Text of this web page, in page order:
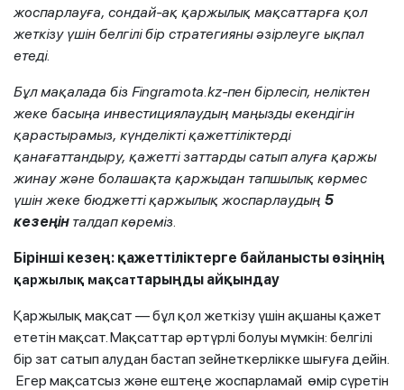
жоспарлауға, сондай-ақ қаржылық мақсаттарға қол
жеткізу үшін белгілі бір стратегияны әзірлеуге ықпал
етеді.
Бұл мақалада біз Fingramota kz-пен бірлесіп, неліктен
жеке басыңа инвестициялаудың маңызды екендігін
қарастырамыз, күнделікті қажеттіліктерді
қанағаттандыру, қажетті заттарды сатып алуға қаржы
жинау және болашақта қаржыдан тапшылық көрмес
үшін жеке бюджетті қаржылық жоспарлаудың 5
кезеңінталдап көреміз.
Бірінші кезең: қажеттіліктерге байланысты өзіңнің
қаржылық мақсаттарыңды айқындау
Қаржылық мақсат — бұл қол жеткізу үшін ақшаны қажет
ететін мақсат. Мақсаттар әртүрлі болуы мүмкін: белгілі
бір зат сатып алудан бастап зейнеткерлікке шығуға дейін.
Егер мақсатсыз және ештеңе жоспарламай өмір сүретін